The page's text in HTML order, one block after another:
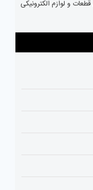
قطعات و لوازم الکترونیکی